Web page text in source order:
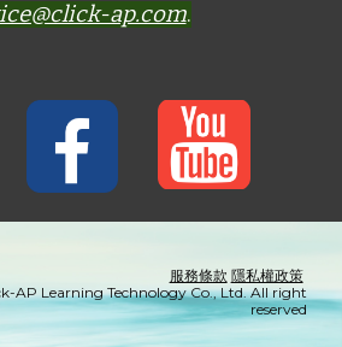
ap.com.
服務條款 隱私權政策
AP Learning Technology Co., Ltd. All right
reserved